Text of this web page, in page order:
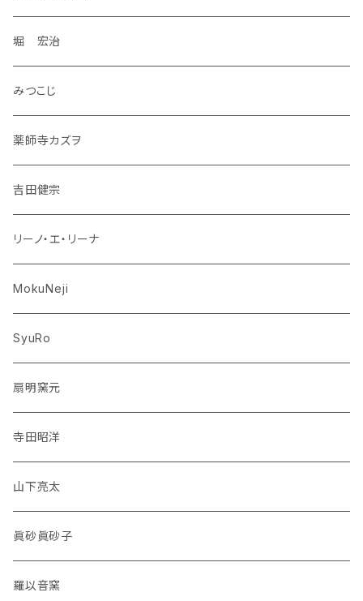
堀 宏治
みつこじ
薬師寺カズヲ
吉田健宗
リーノ・エ・リーナ
MokuNeji
SyuRo
扇明窯元
寺田昭洋
山下亮太
眞砂眞砂子
羅以音窯